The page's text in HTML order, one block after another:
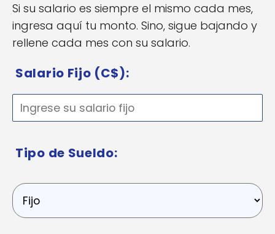
Si su salario es siempre el mismo cada mes,
ingresa aquí tu monto. Sino, sigue bajando y
rellene cada mes con su salario.
Salario Fijo (C$):
Tipo de Sueldo: